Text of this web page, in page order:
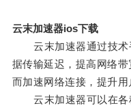
云末加速器ios下载
云末加速器通过技术
据传输延迟，提高网络
而加速网络连接，提升用
云末加速器可以在各